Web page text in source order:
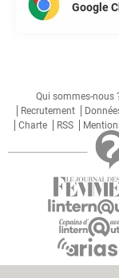
Google
Qui sommes-nous
Recrutement
Charte
RSS